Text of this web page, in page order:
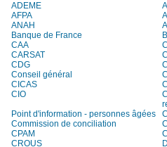
ADEME
AFPA
ANAH
Banque de France
CAA
CARSAT
CDG
Conseil général
CICAS
CIO
Point d'information - personnes âgées
Commission de conciliation
CPAM
CROUS